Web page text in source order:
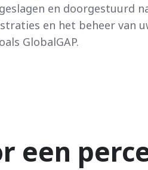
en doorgestuurd
en het beheer van
GlobalGAP.
een